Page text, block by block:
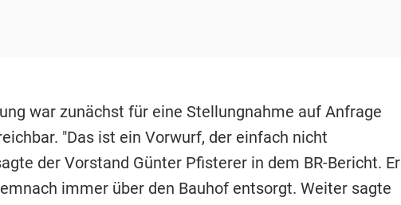
war zunächst für eine Stellungnahme auf Anfrage
"Das ist ein Vorwurf, der einfach nicht
der Vorstand Günter Pfisterer in dem BR-Bericht. Er
immer über den Bauhof entsorgt. Weiter sagte